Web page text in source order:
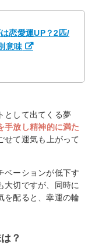
恋愛運UP？2匹/
意味
として出てくる夢
手放し精神的に満た
せて運気も上がって
ベーションが低下す
大切ですが、同時に
を配ると、幸運の輪
？